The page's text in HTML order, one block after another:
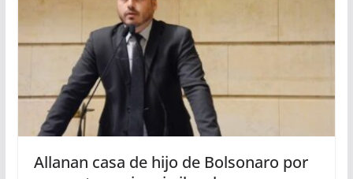
Allanan casa de hijo de Bolsonaro por